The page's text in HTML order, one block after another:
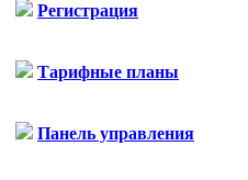
Регистрация
Тарифные планы
Панель управления